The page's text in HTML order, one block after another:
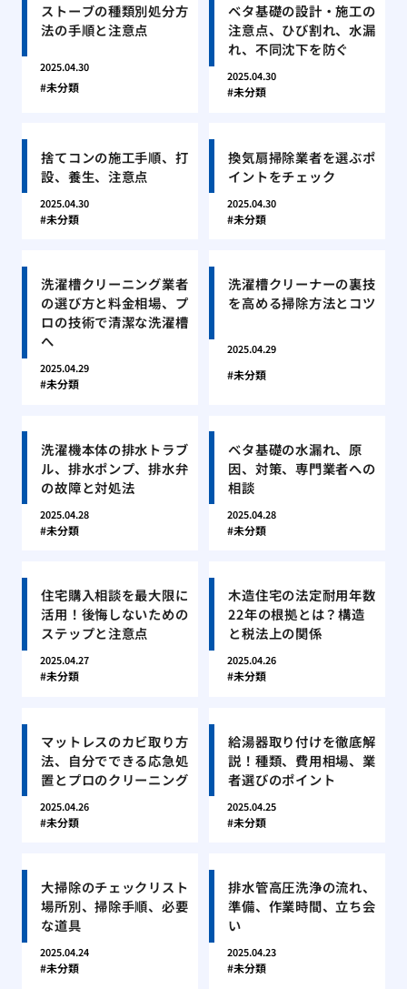
ストーブの種類別処分方
法の手順と注意点
2025.04.30
未分類
ベタ基礎の設計・施工の
注意点、ひび割れ、水漏
れ、不同沈下を防ぐ
2025.04.30
未分類
捨てコンの施工手順、打
設、養生、注意点
2025.04.30
未分類
換気扇掃除業者を選ぶポ
イントをチェック
2025.04.30
未分類
洗濯槽クリーニング業者
の選び方と料金相場、プ
ロの技術で清潔な洗濯槽
へ
2025.04.29
未分類
洗濯槽クリーナーの裏技
を高める掃除方法とコツ
2025.04.29
未分類
洗濯機本体の排水トラブ
ル、排水ポンプ、排水弁
の故障と対処法
2025.04.28
未分類
ベタ基礎の水漏れ、原
因、対策、専門業者への
相談
2025.04.28
未分類
住宅購入相談を最大限に
活用！後悔しないための
ステップと注意点
2025.04.27
未分類
木造住宅の法定耐用年数
22年の根拠とは？構造
と税法上の関係
2025.04.26
未分類
マットレスのカビ取り方
法、自分でできる応急処
置とプロのクリーニング
2025.04.26
未分類
給湯器取り付けを徹底解
説！種類、費用相場、業
者選びのポイント
2025.04.25
未分類
大掃除のチェックリスト
場所別、掃除手順、必要
な道具
2025.04.24
未分類
排水管高圧洗浄の流れ、
準備、作業時間、立ち会
い
2025.04.23
未分類